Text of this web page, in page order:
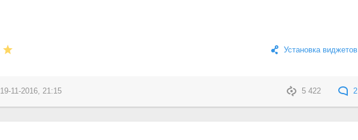
Установка виджетов
5 422 2
19-11-2016, 21:15